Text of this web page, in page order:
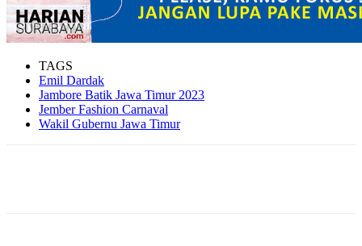
TAGS
Emil Dardak
Jambore Batik Jawa Timur 2023
Jember Fashion Carnaval
Wakil Gubernu Jawa Timur